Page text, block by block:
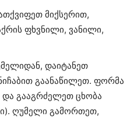
მიქსერით,
ფხვნილი, ვანილი,
დაიტანეთ
გაანაწილეთ. ფორმა
გააგრძელეთ ცხობა
ღუმელი გამორთეთ,